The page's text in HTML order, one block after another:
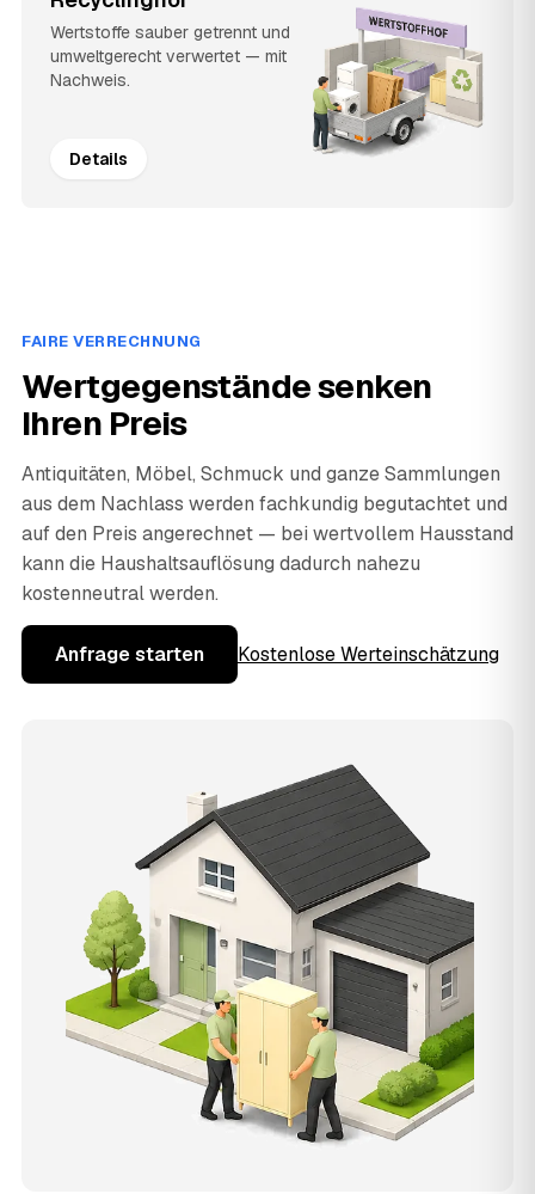
Wertstoffe sauber getrennt und
umweltgerecht verwertet — mit
Nachweis.
Details
FAIRE VERRECHNUNG
Wertgegenstände senken
Ihren Preis
Antiquitäten, Möbel, Schmuck und ganze Sammlungen
aus dem Nachlass werden fachkundig begutachtet und
auf den Preis angerechnet — bei wertvollem Hausstand
kann die Haushaltsauflösung dadurch nahezu
kostenneutral werden.
Anfrage starten Kostenlose Werteinschätzung